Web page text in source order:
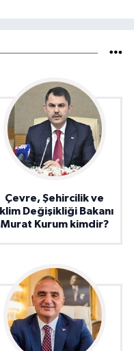
Çevre, Şehircilik ve
İklim Değişikliği Bakanı
Murat Kurum kimdir?